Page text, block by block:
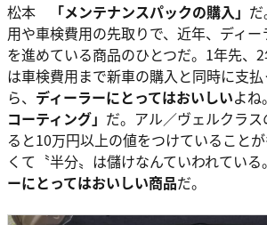
松本 「メンテナンスパックの購入」
用や車検費用の先取りで、近年、ディ
を進めている商品のひとつだ。1年先、
は車検費用まで新車の購入と同時に支
ら、 ディーラーにとってはおいしいよね
コーティング」 だ。アル／ヴェルクラ
ると10万円以上の値をつけていること
くて〝半分〟は儲けなんていわれてい
ーにとってはおいしい商品だ。